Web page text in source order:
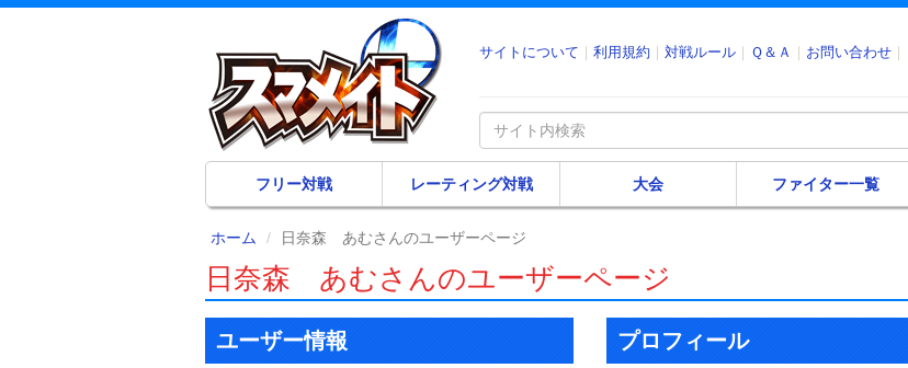
サイトについて 利用規約 対戦ルール Ｑ＆Ａ お問い合わせ
フリー対戦 レーティング対戦 大会 ファイター一覧
ホーム 日奈森 あむさんのユーザーページ
日奈森 あむさんのユーザーページ
ユーザー情報 プロフィール